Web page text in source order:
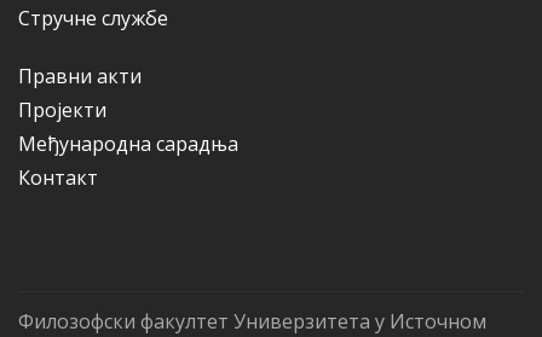
Стручне службе
Правни акти
Пројекти
Међународна сарадња
Контакт
Филозофски факултет Универзитета у Источном